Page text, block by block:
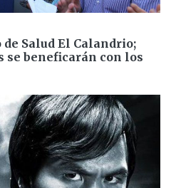
Salud El Calandrio;
se beneficarán con los